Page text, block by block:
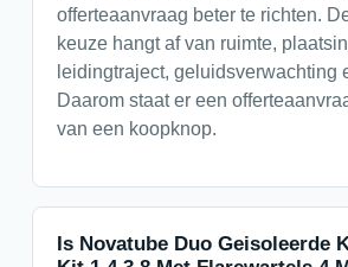
offerteaanvraag beter te richten.
keuze hangt af van ruimte,
leidingtraject, geluidsverwachting
Daarom staat er een
van een koopknop.
Is Novatube Duo Geisoleerde